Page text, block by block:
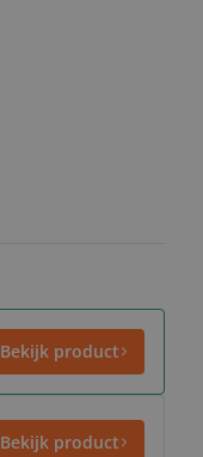
Bekijk product
Bekijk product